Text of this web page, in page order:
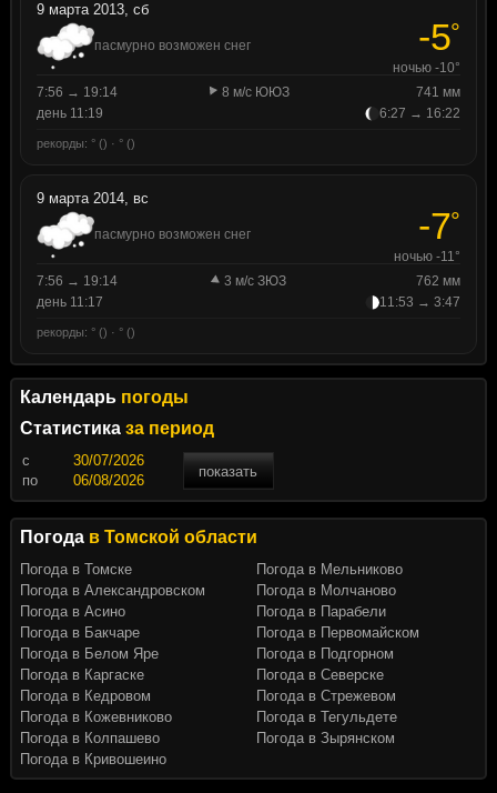
9 марта 2013, сб
пасмурно возможен снег -5°
ночью -10°
7:56 → 19:14
8 м/с ЮЮЗ
741 мм
день 11:19
6:27 → 16:22
рекорды: ° () · ° ()
9 марта 2014, вс
пасмурно возможен снег -7°
ночью -11°
7:56 → 19:14
3 м/с ЗЮЗ
762 мм
день 11:17
11:53 → 3:47
рекорды: ° () · ° ()
Календарь погоды
Статистика за период
c
показать
по
Погода в Томской области
Погода в Томске
Погода в Александровском
Погода в Асино
Погода в Бакчаре
Погода в Белом Яре
Погода в Каргаске
Погода в Кедровом
Погода в Кожевниково
Погода в Колпашево
Погода в Кривошеино
Погода в Мельниково
Погода в Молчаново
Погода в Парабели
Погода в Первомайском
Погода в Подгорном
Погода в Северске
Погода в Стрежевом
Погода в Тегульдете
Погода в Зырянском